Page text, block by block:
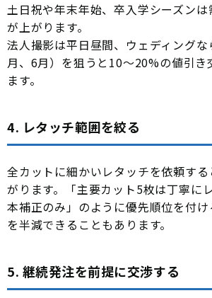
土日祝や年末年始、卒入学シーズン
が上がります。
法人撮影は平日昼間、ウェディング
月、6月）を狙うと10〜20%の値引き
ます。
4. レタッチ範囲を絞る
全カットに細かいレタッチを依頼す
がります。「主要カット5枚は丁寧に
本補正のみ」のように優先順位を付
を半減できることもあります。
5. 継続発注を前提に交渉する